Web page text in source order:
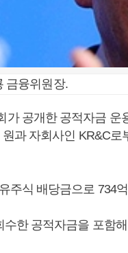
금융위원장.
가 공개한 공적자금 운
원과 자회사인 KR&C로
주식 배당금으로 734
수한 공적자금을 포함